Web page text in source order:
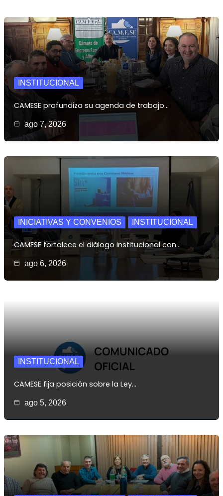
INSTITUCIONAL
CAMESE profundiza su agenda de trabajo…
ago 7, 2026
INICIATIVAS Y CONVENIOS INSTITUCIONAL
CAMESE fortalece el diálogo institucional con…
ago 6, 2026
INSTITUCIONAL
CAMESE fija posición sobre la Ley…
ago 5, 2026